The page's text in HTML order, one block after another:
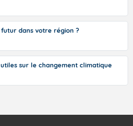
dans votre région ?
utiles sur le changement climatique